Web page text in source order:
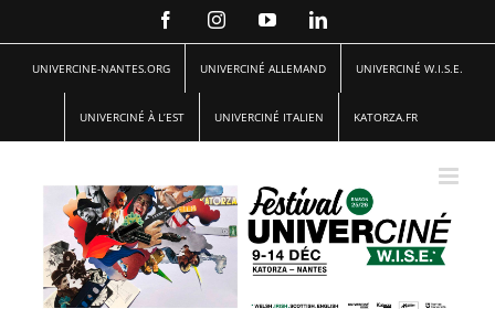
FacebookInstagramYouTubeLinkedIn
UNIVERCINE-NANTES.ORG UNIVERCINÉ ALLEMAND UNIVERCINÉ W.I.S.E.
UNIVERCINÉ À L’EST UNIVERCINÉ ITALIEN KATORZA.FR